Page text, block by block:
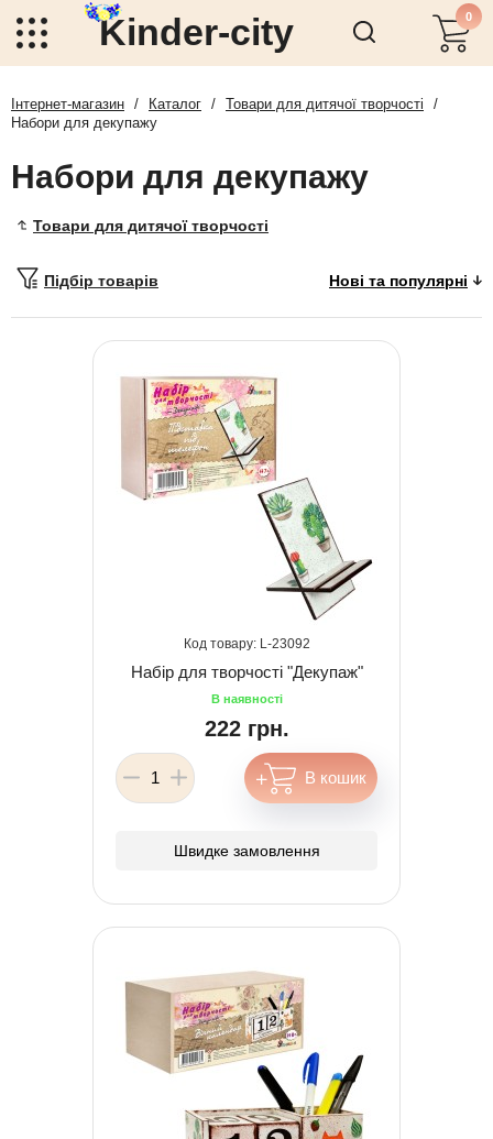
Kinder-city 0
Інтернет-магазин / Каталог / Товари для дитячої творчості
/
Набори для декупажу
Набори для декупажу
Товари для дитячої творчості
Підбір товарів
23092
Набір для творчості "Декупаж"
222 грн.
Швидке замовлення